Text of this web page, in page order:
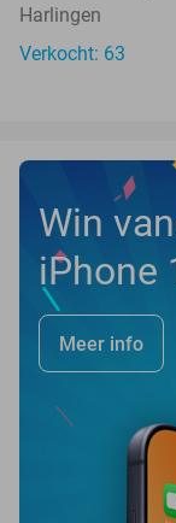
Harlingen
Verkocht: 63
Win
iPhone
Meer info